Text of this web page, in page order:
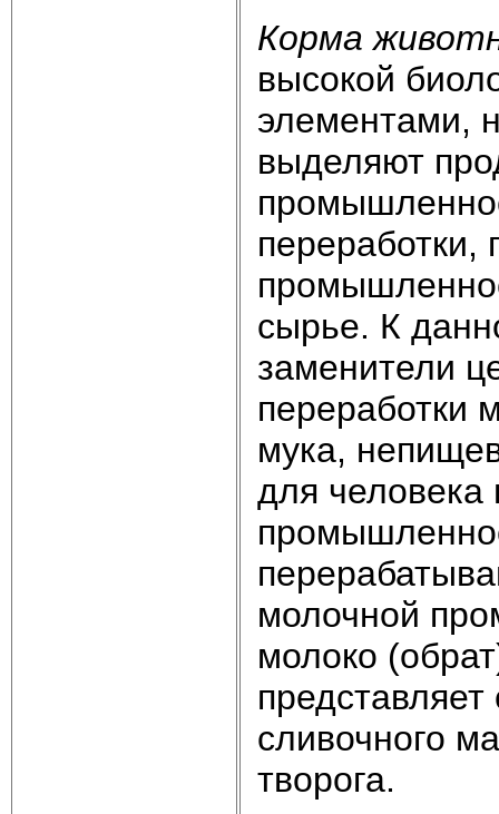
Корма
высокой
элементами,
выделяют
переработки,
сырье. К
заменители
переработки
мука,
для человека
молочной
молоко
сливочного
творога.